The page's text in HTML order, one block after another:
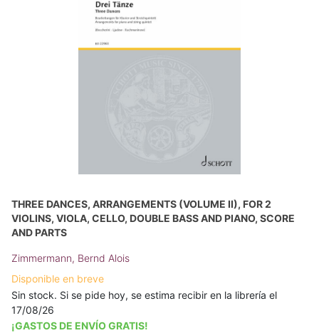
THREE DANCES, ARRANGEMENTS (VOLUME II), FOR 2
VIOLINS, VIOLA, CELLO, DOUBLE BASS AND PIANO, SCORE
AND PARTS
Zimmermann, Bernd Alois
Disponible en breve
Sin stock. Si se pide hoy, se estima recibir en la librería el
17/08/26
¡GASTOS DE ENVÍO GRATIS!